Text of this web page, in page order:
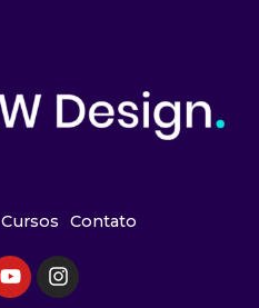
Cursos Contato